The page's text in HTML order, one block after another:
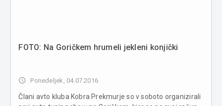
FOTO: Na Goričkem hrumeli jekleni konjički
access_time Ponedeljek, 04.07.2016
Člani avto kluba Kobra Prekmurje so v soboto organizirali